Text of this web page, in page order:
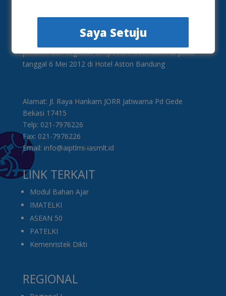
Laboratorium Medik yang semula bernama AIPTAKI
(Asosiasi Institusi Pendidikan Teinggi Analis
Kesehatan). Pembentukan asosiasi ini dimulai ketika
pelaksanaan kegiatan Simposium Internasional pada
tanggal 6 Mei 2012 di Hotel Aston Bandung
Alamat: Jl. Raya Hankam JORR Jatiwarna Pd Gede
Bekasi 17415
Telp: 021-7976226
Fax: 021-7976226
Email: info@aiptlmi-iasmlt.id
LINK TERKAIT
Modul Bahan Ajar
IMATELKI
ASEAN 50
PATELKI
Kemenristek Dikti
REGIONAL
Saya Setuju